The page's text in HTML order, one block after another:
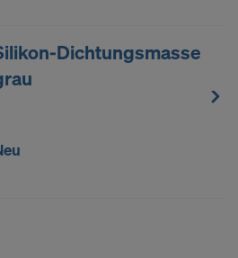
Dichtungsmasse